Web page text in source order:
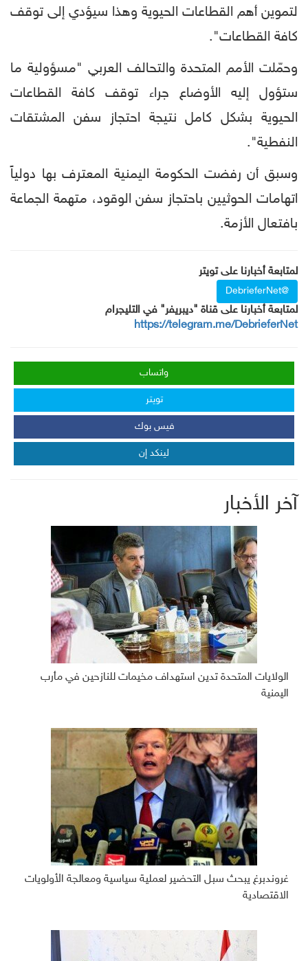
لتموين أهم القطاعات الحيوية وهذا سيؤدي إلى توقف
كافة القطاعات".
وحمّلت الأمم المتحدة والتحالف العربي "مسؤولية ما
ستؤول إليه الأوضاع جراء توقف كافة القطاعات
الحيوية بشكل كامل نتيجة احتجاز سفن المشتقات
النفطية".
وسبق أن رفضت الحكومة اليمنية المعترف بها دولياً
اتهامات الحوثيين باحتجاز سفن الوقود، متهمة الجماعة
بافتعال الأزمة.
لمتابعة أخبارنا على تويتر
@DebrieferNet
لمتابعة أخبارنا على قناة "ديبريفر" في التليجرام
https://telegram.me/DebrieferNet
واتساب
تويتر
فيس بوك
لينكد إن
آخر الأخبار
الولايات المتحدة تدين استهداف مخيمات للنازحين في مأرب
اليمنية
غروندبرغ يبحث سبل التحضير لعملية سياسية ومعالجة الأولويات
الاقتصادية